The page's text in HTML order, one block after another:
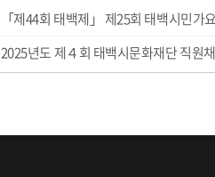
「제44회 태백제」 제25회 태백시민
2025년도 제４회 태백시문화재단 직원